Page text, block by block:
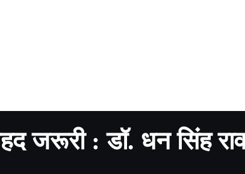
जरूरी : डॉ. धन सिंह